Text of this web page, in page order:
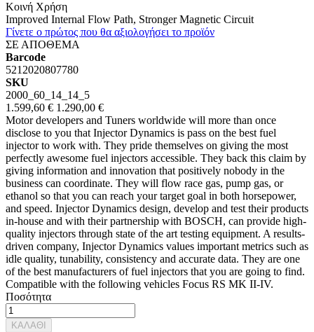
Κοινή Χρήση
Improved Internal Flow Path, Stronger Magnetic Circuit
Γίνετε ο πρώτος που θα αξιολογήσει το προϊόν
ΣΕ ΑΠΟΘΕΜΑ
Barcode
5212020807780
SKU
2000_60_14_14_5
1.599,60 € 1.290,00 €
Motor developers and Tuners worldwide will more than once
disclose to you that Injector Dynamics is pass on the best fuel
injector to work with. They pride themselves on giving the most
perfectly awesome fuel injectors accessible. They back this claim by
giving information and innovation that positively nobody in the
business can coordinate. They will flow race gas, pump gas, or
ethanol so that you can reach your target goal in both horsepower,
and speed. Injector Dynamics design, develop and test their products
in-house and with their partnership with BOSCH, can provide high-
quality injectors through state of the art testing equipment. A results-
driven company, Injector Dynamics values important metrics such as
idle quality, tunability, consistency and accurate data. They are one
of the best manufacturers of fuel injectors that you are going to find.
Compatible with the following vehicles Focus RS MK II-IV.
Ποσότητα
ΚΑΛΑΘΙ